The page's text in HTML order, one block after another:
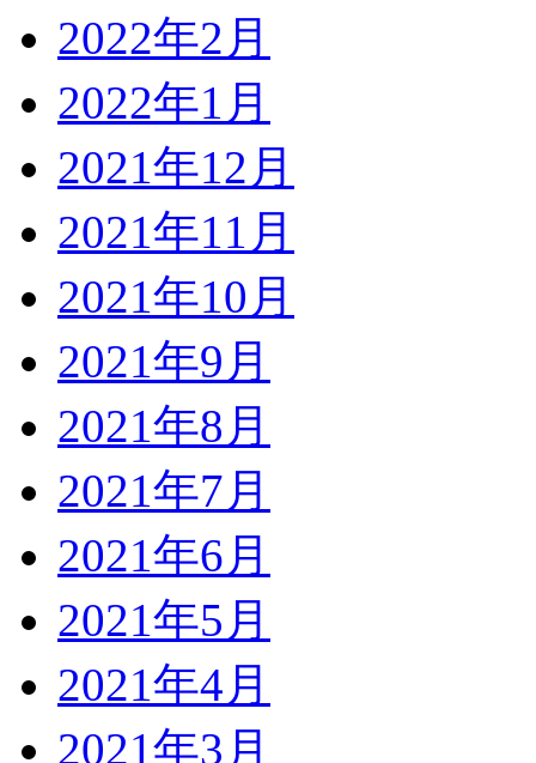
2022年2月
2022年1月
2021年12月
2021年11月
2021年10月
2021年9月
2021年8月
2021年7月
2021年6月
2021年5月
2021年4月
2021年3月